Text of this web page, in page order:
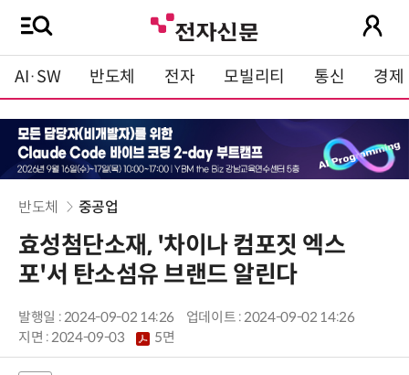
AI·SW 반도체 전자 모빌리티 통신 경제
반도체 중공업
효성첨단소재, '차이나 컴포짓 엑스
포'서 탄소섬유 브랜드 알린다
발행일 : 2024-09-02 14:26
업데이트 : 2024-09-02 14:26
지면 :2024-09-03 5면